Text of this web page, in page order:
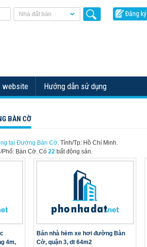
Đăng ký
Nhà đất bán
website Hướng dẫn sử dụng
BÀN CỜ
tại Đường Bàn Cờ. Tỉnh/Tp: Hồ Chí Minh.
Bàn Cờ. Có 22 bất động sản.
4m,
Bán nhà hẻm xe hơi đường Bàn
Cờ, quận 3, dt 64m2